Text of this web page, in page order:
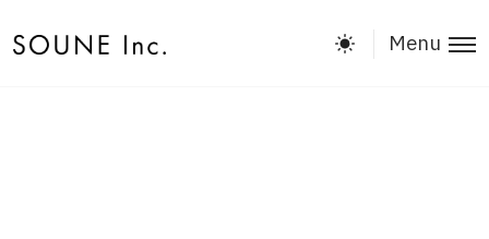
Menu